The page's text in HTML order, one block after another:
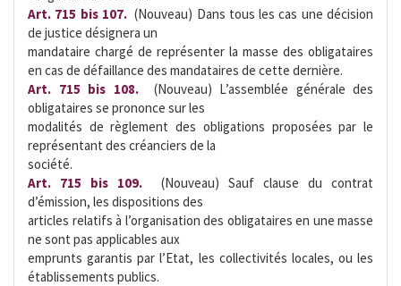
Art. 715 bis 107. (Nouveau) Dans tous les cas une décision
de justice désignera un
mandataire chargé de représenter la masse des obligataires
en cas de défaillance des mandataires de cette dernière.
Art. 715 bis 108. (Nouveau) L’assemblée générale des
obligataires se prononce sur les
modalités de règlement des obligations proposées par le
représentant des créanciers de la
société.
Art. 715 bis 109.
 (Nouveau) Sauf clause du contrat
d’émission, les dispositions des
articles relatifs à l’organisation des obligataires en une masse
ne sont pas applicables aux
emprunts garantis par l’Etat, les collectivités locales, ou les
établissements publics.